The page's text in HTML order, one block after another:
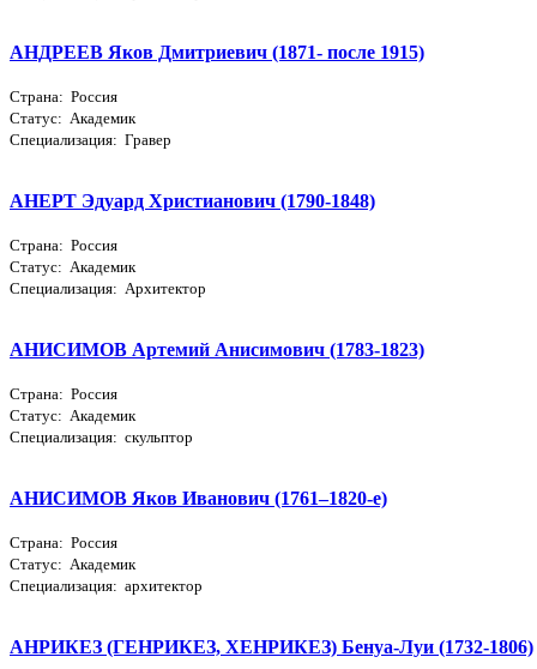
АНДРЕЕВ Яков Дмитриевич (1871- после 1915)
Страна: Россия
Статус: Академик
Специализация: Гравер
АНЕРТ Эдуард Христианович (1790-1848)
Страна: Россия
Статус: Академик
Специализация: Архитектор
АНИСИМОВ Артемий Анисимович (1783-1823)
Страна: Россия
Статус: Академик
Специализация: скульптор
АНИСИМОВ Яков Иванович (1761–1820-е)
Страна: Россия
Статус: Академик
Специализация: архитектор
АНРИКЕЗ (ГЕНРИКЕЗ, ХЕНРИКЕЗ) Бенуа-Луи (1732-1806)